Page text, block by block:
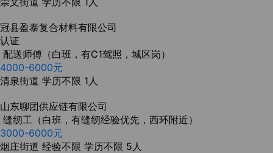
冠县盈泰复合材料有限公司
认证
配送师傅（白班，有C1驾照，城区岗）
4000-6000元
清泉街道 学历不限 1人
山东聊团供应链有限公司
缝纫工（白班，有缝纫经验优先，西环附近）
3000-6000元
烟庄街道 经验不限 学历不限 5人